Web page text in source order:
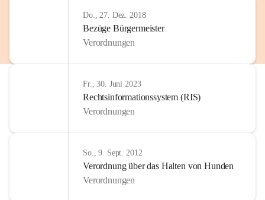
Do., 27. Dez. 2018
Bezüge Bürgermeister
Verordnungen
Fr., 30. Juni 2023
Rechtsinformationssystem (RIS)
Verordnungen
So., 9. Sept. 2012
Verordnung über das Halten von Hunden
Verordnungen